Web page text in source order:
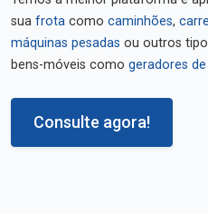
sua frota como caminhões,
máquinas pesadas ou outros
bens-móveis como geradores
Consulte agora!